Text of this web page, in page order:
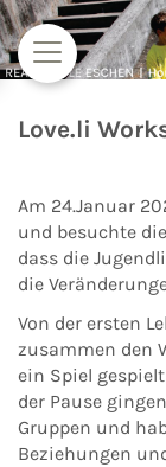
Zum Inhalt
Love.li
Am 24.Januar
und besuchte
dass die
die
Von der ersten
zusammen den
ein Spiel
der Pause
Gruppen und
Beziehungen